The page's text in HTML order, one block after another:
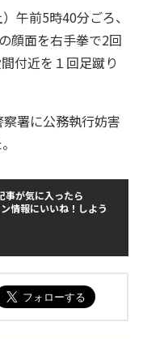
午前5時40分ごろ、
顔面を右手拳で2回
付近を１回足蹴り
署に公務執行妨害
事が気に入ったら
情報にいいね！しよう